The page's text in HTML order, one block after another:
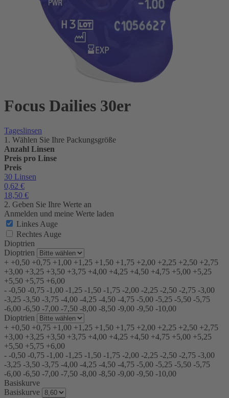
Focus Dailies 30er
Tageslinsen
1. Wählen Sie Ihre Packungsgröße
Anzahl Linsen
Preis pro Linse
Preis
30 Linsen
0,62 €
18,50 €
2. Geben Sie Ihre Werte an
Anmelden und meine Werte laden
Linkes Auge
Rechtes Auge
Dioptrien
Dioptrien
+ +0,50 +0,75 +1,00 +1,25 +1,50 +1,75 +2,00 +2,25 +2,50 +2,75
+3,00 +3,25 +3,50 +3,75 +4,00 +4,25 +4,50 +4,75 +5,00 +5,25
+5,50 +5,75 +6,00
- -0,50 -0,75 -1,00 -1,25 -1,50 -1,75 -2,00 -2,25 -2,50 -2,75 -3,00
-3,25 -3,50 -3,75 -4,00 -4,25 -4,50 -4,75 -5,00 -5,25 -5,50 -5,75
-6,00 -6,50 -7,00 -7,50 -8,00 -8,50 -9,00 -9,50 -10,00
Dioptrien
+ +0,50 +0,75 +1,00 +1,25 +1,50 +1,75 +2,00 +2,25 +2,50 +2,75
+3,00 +3,25 +3,50 +3,75 +4,00 +4,25 +4,50 +4,75 +5,00 +5,25
+5,50 +5,75 +6,00
- -0,50 -0,75 -1,00 -1,25 -1,50 -1,75 -2,00 -2,25 -2,50 -2,75 -3,00
-3,25 -3,50 -3,75 -4,00 -4,25 -4,50 -4,75 -5,00 -5,25 -5,50 -5,75
-6,00 -6,50 -7,00 -7,50 -8,00 -8,50 -9,00 -9,50 -10,00
Basiskurve
Basiskurve